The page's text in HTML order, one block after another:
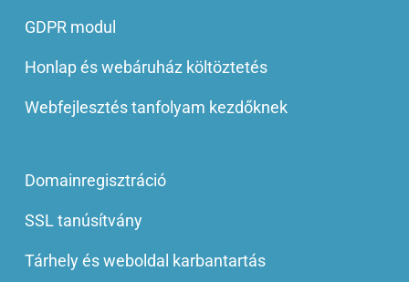
GDPR modul
Honlap és webáruház költöztetés
Webfejlesztés tanfolyam kezdőknek
Domainregisztráció
SSL tanúsítvány
Tárhely és weboldal karbantartás